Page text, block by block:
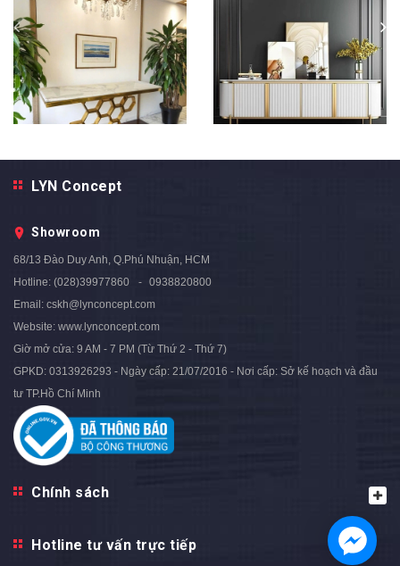
Bàn Console Mặt Đá Trắng
LYN Concept
Showroom
68/13 Đào Duy Anh, Q.Phú Nhuận, HCM
Hotline: (028)39977860
0938820800
Email: cskh@lynconcept.com
Website: www.lynconcept.com
Giờ mở cửa: 9 AM - 7 PM (Từ Thứ 2 - Thứ 7)
GPKD: 0313926293 - Ngày cấp: 21/07/2016 - Nơi cấp: Sở kế hoạch và đầu
tư TP.Hồ Chí Minh
Chính sách
Hotline tư vấn trực tiếp